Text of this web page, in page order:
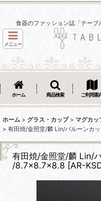
食器のファッション誌「テー
メニュー
ホーム 商品検索 ご利用案
ホーム > グラス・カップ > マグカッ
> 有田焼/金照堂/麟 Lin/バルーンカ
有田焼/金照堂/麟 Lin/
/8.7×8.7×8.8 [AR-